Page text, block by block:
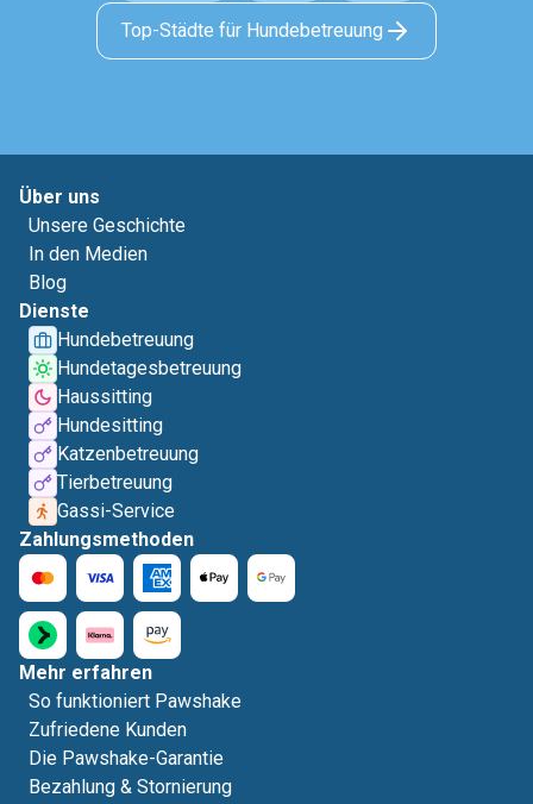
Top-Städte für Hundebetreuung
Über uns
Unsere Geschichte
In den Medien
Blog
Dienste
Hundebetreuung
Hundetagesbetreuung
Haussitting
Hundesitting
Katzenbetreuung
Tierbetreuung
Gassi-Service
Zahlungsmethoden
Mehr erfahren
So funktioniert Pawshake
Zufriedene Kunden
Die Pawshake-Garantie
Bezahlung & Stornierung